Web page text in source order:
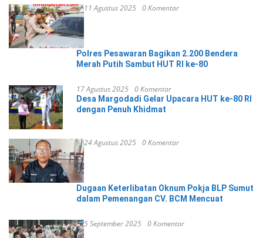
11 Agustus 2025 0 Komentar
Polres Pesawaran Bagikan 2.200 Bendera
Merah Putih Sambut HUT RI ke-80
17 Agustus 2025 0 Komentar
Desa Margodadi Gelar Upacara HUT ke-80 RI
dengan Penuh Khidmat
24 Agustus 2025 0 Komentar
Dugaan Keterlibatan Oknum Pokja BLP Sumut
dalam Pemenangan CV. BCM Mencuat
5 September 2025 0 Komentar